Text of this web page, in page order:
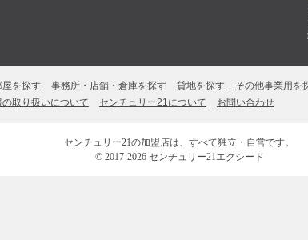
屋を探す 事務所・店舗・倉庫を探す 貸地を探す
その他事業用を
の取り扱いについて
センチュリー21について お問い合わせ
センチュリー21の加盟店は、すべて独立・自営です。
© 2017-2026 センチュリー21エクシード